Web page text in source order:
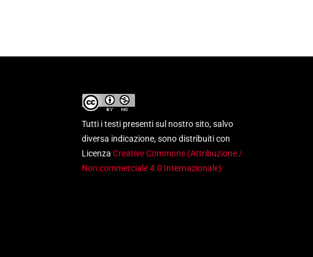
Tutti i testi presenti sul nostro sito, salvo
diversa indicazione, sono distribuiti con
Licenza Creative Commons (Attribuzione /
Non commerciale 4.0 Internazionale)